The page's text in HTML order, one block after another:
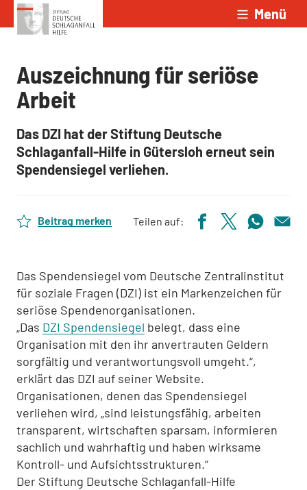
Zum Inhalt springen Menü
Auszeichnung für seriöse
Arbeit
Das DZI hat der Stiftung Deutsche
Schlaganfall-Hilfe in Gütersloh erneut sein
Spendensiegel verliehen.
Beitrag merken Teilen auf:
Das Spendensiegel vom Deutsche Zentralinstitut
für soziale Fragen (DZI) ist ein Markenzeichen für
seriöse Spendenorganisationen.
„Das DZI Spendensiegel belegt, dass eine
Organisation mit den ihr anvertrauten Geldern
sorgfältig und verantwortungsvoll umgeht.“,
erklärt das DZI auf seiner Website.
Organisationen, denen das Spendensiegel
verliehen wird, „sind leistungsfähig, arbeiten
transparent, wirtschaften sparsam, informieren
sachlich und wahrhaftig und haben wirksame
Kontroll- und Aufsichtsstrukturen.“
Der Stiftung Deutsche Schlaganfall-Hilfe